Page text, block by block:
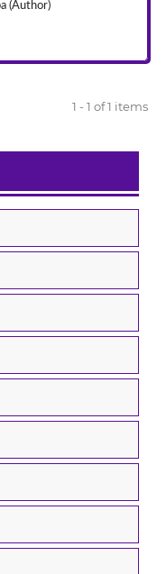
(Author)
1 - 1 of 1 items